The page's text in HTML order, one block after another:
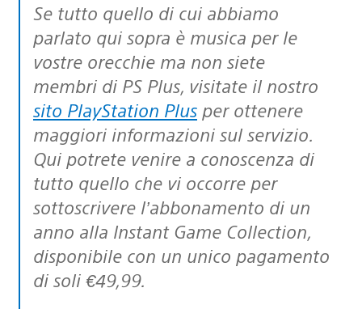
Se tutto quello di cui abbiamo
parlato qui sopra è musica per le
vostre orecchie ma non siete
membri di PS Plus, visitate il nostro
sito PlayStation Plus per ottenere
maggiori informazioni sul servizio.
Qui potrete venire a conoscenza di
tutto quello che vi occorre per
sottoscrivere l’abbonamento di un
anno alla Instant Game Collection,
disponibile con un unico pagamento
di soli €49,99.